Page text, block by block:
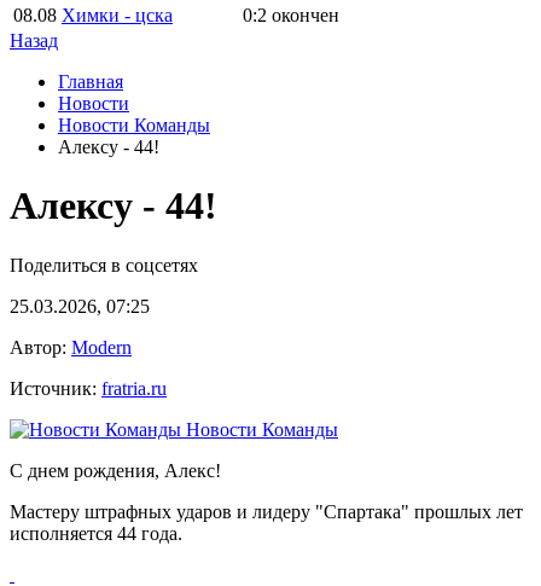
08.08 Химки - цска 0:2 окончен
Назад
Главная
Новости
Новости Команды
Алексу - 44!
Алексу - 44!
Поделиться в соцсетях
25.03.2026, 07:25
Автор: Modern
Источник: fratria.ru
Новости Команды
С днем рождения, Алекс!
Мастеру штрафных ударов и лидеру "Спартака" прошлых лет
исполняется 44 года.